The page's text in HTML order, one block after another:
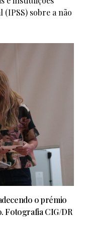
sobre a não
o prémio
Fotografia CIG/DR